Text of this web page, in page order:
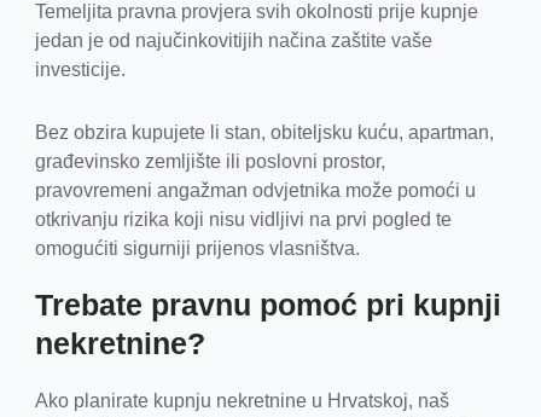
Temeljita pravna provjera svih okolnosti prije kupnje
jedan je od najučinkovitijih načina zaštite vaše
investicije.
Bez obzira kupujete li stan, obiteljsku kuću, apartman,
građevinsko zemljište ili poslovni prostor,
pravovremeni angažman odvjetnika može pomoći u
otkrivanju rizika koji nisu vidljivi na prvi pogled te
omogućiti sigurniji prijenos vlasništva.
Trebate pravnu pomoć pri kupnji
nekretnine?
Ako planirate kupnju nekretnine u Hrvatskoj, naš